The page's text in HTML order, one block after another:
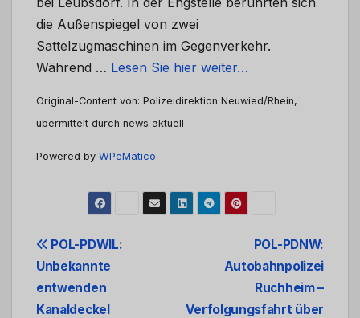
die Außenspiegel von zwei
Sattelzugmaschinen im Gegenverkehr.
Während … Lesen Sie hier weiter…
Original-Content von: Polizeidirektion Neuwied/Rhein,
übermittelt durch news aktuell
Powered by WPeMatico
Beitrags-
Navigation
POL-PDNW:
Autobahnpolizei
Ruchheim –
Verfolgungsfahrt über
POL-PDWIL:
Unbekannte
entwenden
Kanaldeckel